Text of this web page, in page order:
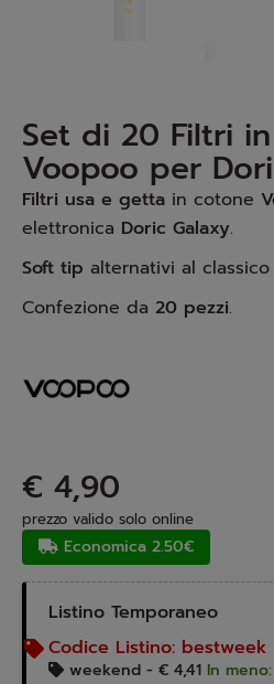
Set di 20 Filtri
Voopoo per
Filtri usa e getta in cotone
elettronica Doric Galaxy.
Soft tip alternativi al
Confezione da 20 pezzi.
€ 4,90
prezzo valido solo online
Economica 2.50€
Listino Temporaneo
Codice Listino: bestweek
weekend - € 4,41 In